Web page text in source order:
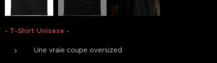
- T-Shirt Unisexe -
Une vraie coupe oversized